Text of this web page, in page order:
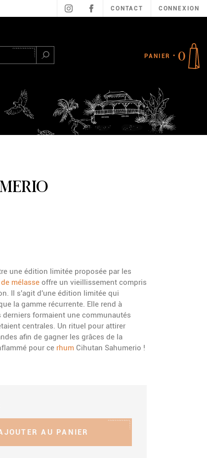
CONTACT CONNEXION
Rechercher PANIER 0
une édition limitée proposée par les
mélasse offre un vieillissement compris
Il s'agit d'une édition limitée qui
la gamme récurrente. Elle rend à
formaient une communautés
centrales. Un rituel pour attirer
afin de gagner les grâces de la
pour ce rhum Cihutan Sahumerio !
AU PANIER